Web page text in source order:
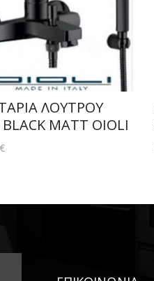
ΛΟΥΤΡΟΥ
MATT OIOLI
€